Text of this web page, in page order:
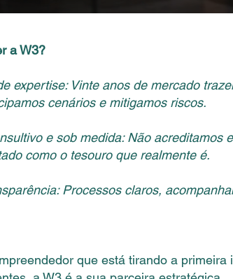
a W3?
expertise: Vinte anos de mercado
cenários e mitigamos riscos.
e sob medida: Não acreditamos
como o tesouro que realmente é.
Processos claros,
que está tirando a